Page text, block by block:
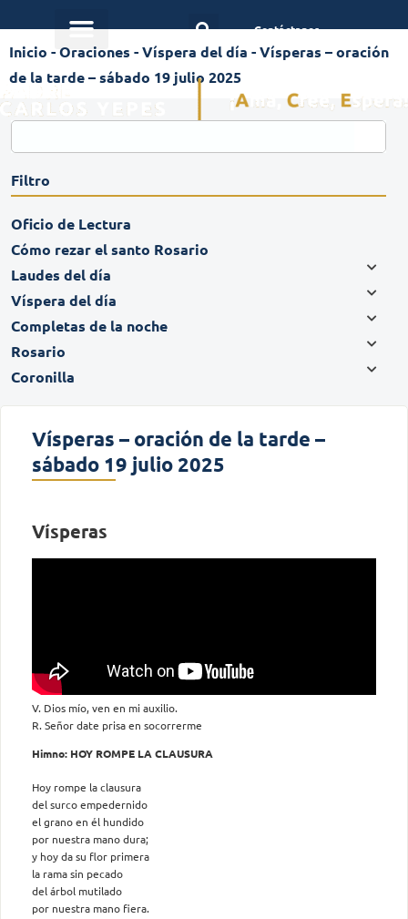
Contáctanos
Inicio -Oraciones -Víspera del día -Vísperas – oración
de la tarde – sábado 19 julio 2025
Filtro
Oficio de Lectura
Cómo rezar el santo Rosario
Laudes del día
Víspera del día
Completas de la noche
Rosario
Coronilla
Vísperas – oración de la tarde –
sábado 19 julio 2025
Vísperas
V. Dios mío, ven en mi auxilio.
R. Señor date prisa en socorrerme
Himno: HOY ROMPE LA CLAUSURA
Hoy rompe la clausura
del surco empedernido
el grano en él hundido
por nuestra mano dura;
y hoy da su flor primera
la rama sin pecado
del árbol mutilado
por nuestra mano fiera.